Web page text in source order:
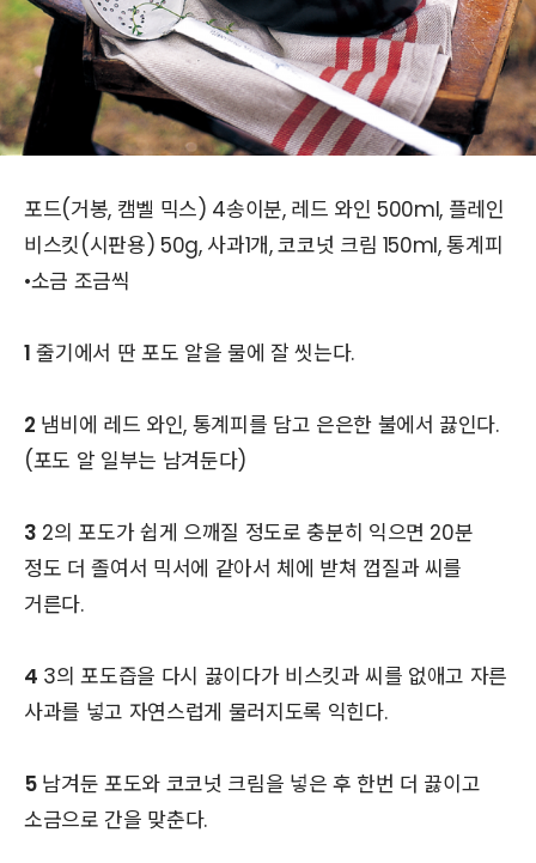
포드(거봉, 캠벨 믹스) 4송이분, 레드 와인 500ml, 플레인
비스킷(시판용) 50g, 사과1개, 코코넛 크림 150ml, 통계피
•소금 조금씩
1 줄기에서 딴 포도 알을 물에 잘 씻는다.
2 냄비에 레드 와인, 통계피를 담고 은은한 불에서 끓인다.
(포도 알 일부는 남겨둔다)
3 2의 포도가 쉽게 으깨질 정도로 충분히 익으면 20분
정도 더 졸여서 믹서에 같아서 체에 받쳐 껍질과 씨를
거른다.
4 3의 포도즙을 다시 끓이다가 비스킷과 씨를 없애고 자른
사과를 넣고 자연스럽게 물러지도록 익힌다.
5남겨둔 포도와 코코넛 크림을 넣은 후 한번 더 끓이고
소금으로 간을 맞춘다.